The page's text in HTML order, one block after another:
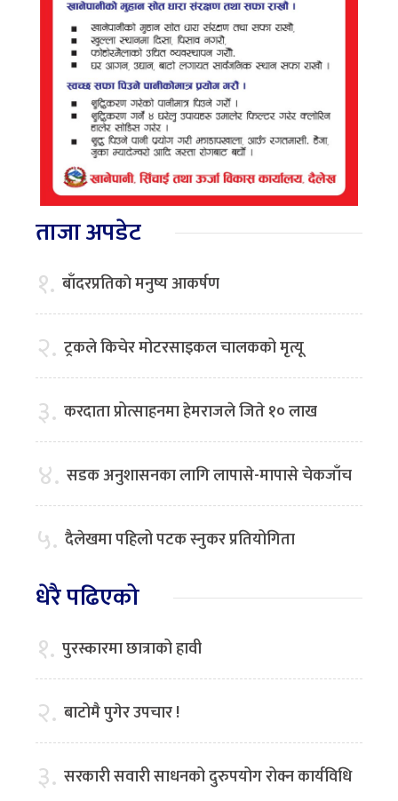
ताजा अपडेट
१. बाँदरप्रतिकाे मनुष्य आकर्षण
२. ट्रकले किचेर मोटरसाइकल चालकको मृत्यू
३. करदाता प्रोत्साहनमा हेमराजले जिते १० लाख
४. सडक अनुशासनका लागि लापासे-मापासे चेकजाँच
५. दैलेखमा पहिलो पटक स्नुकर प्रतियोगिता
धेरै पढिएको
१. पुरस्कारमा छात्राको हावी
२. बाटोमै पुगेर उपचार !
३. सरकारी सवारी साधनको दुरुपयोग रोक्न कार्यविधि